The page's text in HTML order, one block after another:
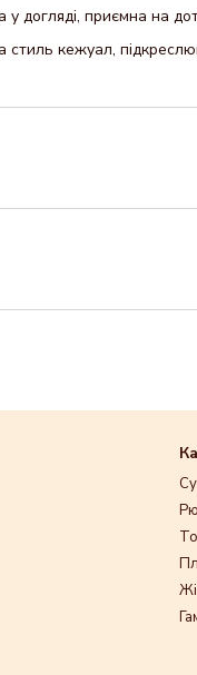
у догляді, приємна на
кежуал,